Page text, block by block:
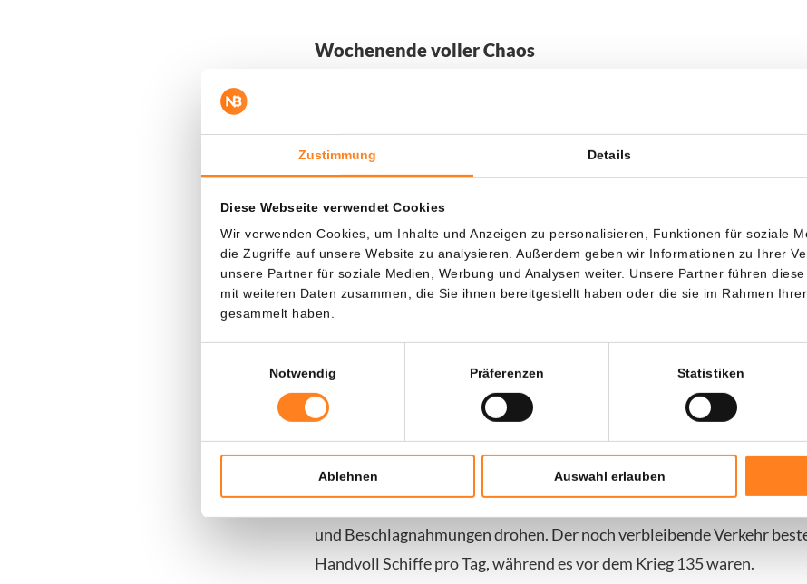
Zustimmung Details
Diese Webseite verwendet Cookies
Wir verwenden Cookies, um Inhalte und Anzeigen zu personalisieren, Funktionen für soziale
die Zugriffe auf unsere Website zu analysieren. Außerdem geben wir Informationen zu Ihrer
unsere Partner für soziale Medien, Werbung und Analysen weiter. Unsere Partner führen
mit weiteren Daten zusammen, die Sie ihnen bereitgestellt haben oder die sie im Rahmen
gesammelt haben.
Notwendig
Präferenzen Statistiken
Ablehnen Auswahl erlauben
Wochenende voller Chaos
Samstag zog Teheran die Entscheidung zurück, nachdem die USA sich
ihre Blockade aufzuheben. Am Sonntag beschlagnahmten die USA
Frachtschiff.
Dennoch schafften es einige Schiffe durchzukommen. Drei
Kreuzfahrtschiff der Mediterranean Shipping Co. verließen am
Persischen Golf entlang der omanischen Küste. Am Montag
Iran verbundene LPG-Tanker und zwei Öltanker in beide Richtungen
Doch von normalem Verkehr kann keine Rede sein.
Das Bild bleibt unverändert. Rund 800 Schiffe sind im Persischen
und Beschlagnahmungen drohen. Der noch verbleibende Verkehr
Handvoll Schiffe pro Tag, während es vor dem Krieg 135 waren.